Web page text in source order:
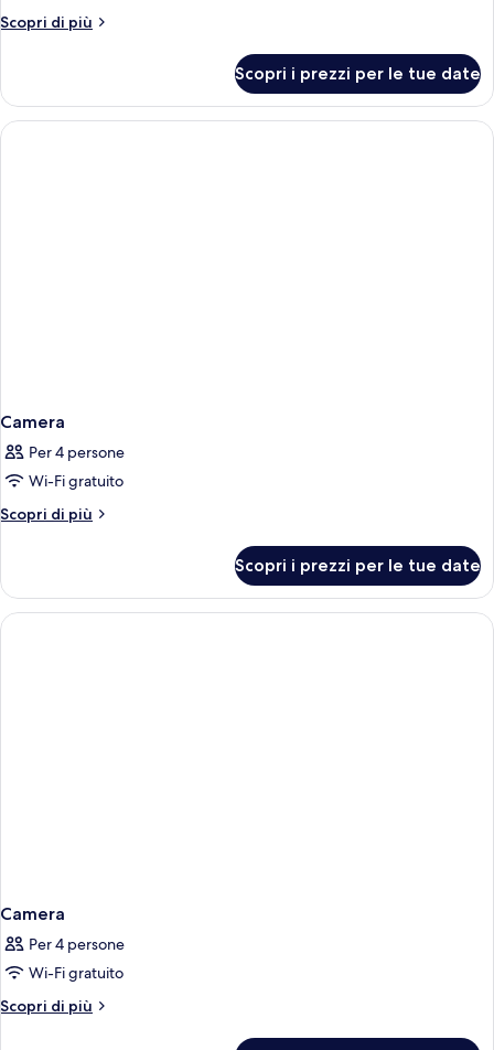
Scopri di più
Altri
Superior,
balcone
Scopri i prezzi per le tue date
Camera
Per 4 persone
Wi-Fi gratuito
Scopri di più
Altri
Scopri i prezzi per le tue date
Camera
Per 4 persone
Wi-Fi gratuito
Scopri di più
Altri